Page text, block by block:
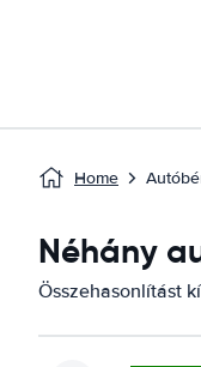
Home
Néhány
Összehasonlítást